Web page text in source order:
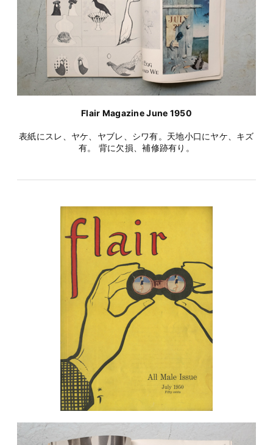
Flair Magazine June 1950
表紙にスレ、ヤケ、ヤブレ、シワ有。天地小口にヤケ、キズ
有。 背に欠損、補修跡有り。